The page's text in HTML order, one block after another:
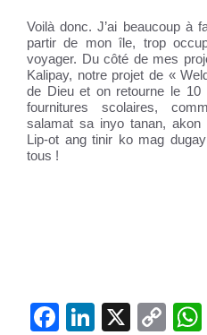
Voilà donc. J’ai beaucoup à
partir de mon île, trop
voyager. Du côté de mes
Kalipay, notre projet de «
de Dieu et on retourne le 10
fournitures scolaires,
salamat sa inyo tanan,
Lip-ot ang tinir ko mag
tous !
F
Li
X
C